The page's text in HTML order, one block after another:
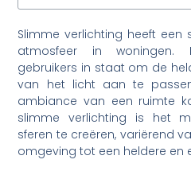
Slimme verlichting heeft
atmosfeer in woningen.
gebruikers in staat om de
van het licht aan te
ambiance van een ruimte
slimme verlichting is het
sferen te creëren, variërend
omgeving tot een heldere en